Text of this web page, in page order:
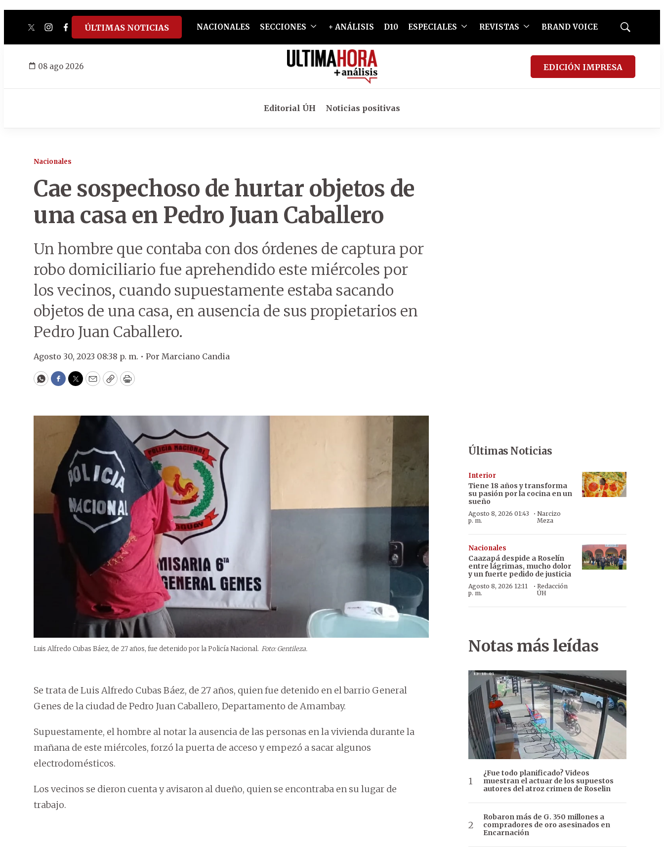
twitterinstagram
facebook
tiktokyoutube
spotify
ÚLTIMAS NOTICIAS NACIONALES SECCIONES + ANÁLISIS D10 ESPECIALES REVISTAS BRAND VOICE
Mostrar
08 ago 2026 EDICIÓN IMPRESA
Editorial ÚH Noticias positivas
Nacionales
Cae sospechoso de hurtar objetos de
una casa en Pedro Juan Caballero
Un hombre que contaba con dos órdenes de captura por
robo domiciliario fue aprehendido este miércoles por
los vecinos, cuando supuestamente estaba sacando
objetos de una casa, en ausencia de sus propietarios en
Pedro Juan Caballero.
Agosto 30, 2023 08:38 p. m. • Por Marciano Candia
WhatsApp
Facebook
Twitter
EmailCopyPrint
Luis Alfredo Cubas Báez, de 27 años, fue detenido por la Policía Nacional. Foto: Gentileza.
Se trata de Luis Alfredo Cubas Báez, de 27 años, quien fue detenido en el barrio General
Genes de la ciudad de Pedro Juan Caballero, Departamento de Amambay.
Supuestamente, el hombre al notar la ausencia de las personas en la vivienda durante la
mañana de este miércoles, forzó la puerta de acceso y empezó a sacar algunos
electrodomésticos.
Los vecinos se dieron cuenta y avisaron al dueño, quien se encontraba en su lugar de
trabajo.
Últimas Noticias
Interior
Tiene 18 años y transforma
su pasión por la cocina en un
sueño
Agosto 8, 2026 01:43
p. m.
·Narcizo
Meza
Nacionales
Caazapá despide a Roselín
entre lágrimas, mucho dolor
y un fuerte pedido de justicia
Agosto 8, 2026 12:11
p. m.
· Redacción
ÚH
Notas más leídas
¿Fue todo planificado? Videos
muestran el actuar de los supuestos
autores del atroz crimen de Roselin
Robaron más de G. 350 millones a
compradores de oro asesinados en
Encarnación